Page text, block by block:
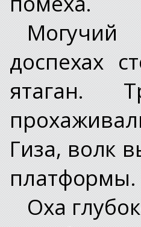
доспехах
ятаган.
Гиза, волк
платформы.
Оха